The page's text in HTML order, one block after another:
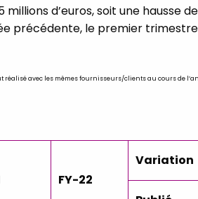
millions d’euros, soit une hausse
précédente, le premier
avec les mêmes fournisseurs/clients au cours de
FY-22
Variation